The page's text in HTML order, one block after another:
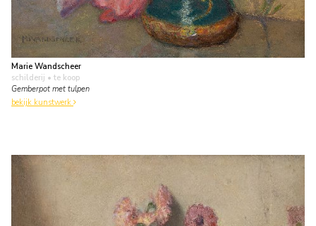
Marie Wandscheer
schilderij • te koop
Gemberpot met tulpen
bekijk kunstwerk